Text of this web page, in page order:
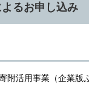
よるお申し込み
附活用事業（企業版